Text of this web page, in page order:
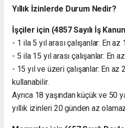
Yıllık İzinlerde Durum Nedir?
İşçiler için (4857 Sayılı İş
- 1 ila 5 yıl arası çalışanlar: En az
- 5 ila 15 yıl arası çalışanlar: En
- 15 yıl ve üzeri çalışanlar: En az
kullanabilir.
Ayrıca 18 yaşından küçük ve 50
yıllık izinleri 20 günden az